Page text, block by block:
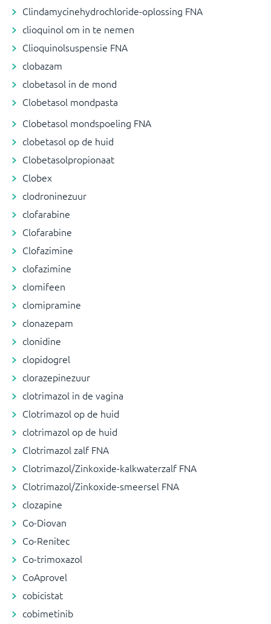
Clindamycinehydrochloride-oplossing FNA
clioquinol om in te nemen
Clioquinolsuspensie FNA
clobazam
clobetasol in de mond
Clobetasol mondpasta
Clobetasol mondspoeling FNA
clobetasol op de huid
Clobetasolpropionaat
Clobex
clodroninezuur
clofarabine
Clofarabine
Clofazimine
clofazimine
clomifeen
clomipramine
clonazepam
clonidine
clopidogrel
clorazepinezuur
clotrimazol in de vagina
Clotrimazol op de huid
clotrimazol op de huid
Clotrimazol zalf FNA
Clotrimazol/Zinkoxide-kalkwaterzalf FNA
Clotrimazol/Zinkoxide-smeersel FNA
clozapine
Co-Diovan
Co-Renitec
Co-trimoxazol
CoAprovel
cobicistat
cobimetinib